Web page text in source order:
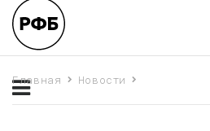
Главная Новости